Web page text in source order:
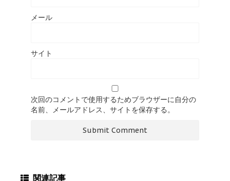
メール
サイト
次回のコメントで使用するためブラウザーに自分の
名前、メールアドレス、サイトを保存する。
関連記事